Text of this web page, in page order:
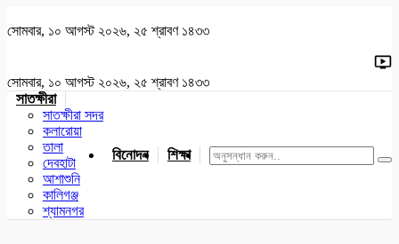
সোমবার, ১০ আগস্ট ২০২৬, ২৫ শ্রাবণ ১৪৩৩
সোমবার, ১০ আগস্ট ২০২৬, ২৫ শ্রাবণ ১৪৩৩
সাতক্ষীরা
সাতক্ষীরা সদর
কলারোয়া
তালা
দেবহাটা
আশাশুনি
কালিগঞ্জ
শ্যামনগর
বিনোদন শিক্ষা খেলাধুলা জাতীয় যশোর